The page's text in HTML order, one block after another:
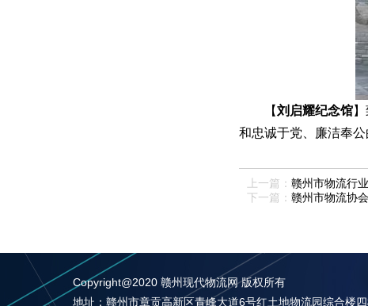
【刘启耀纪念馆
和忠诚于党、廉洁奉
上一篇： 赣州市物流行
下一篇： 赣州市物流协
Copyright@2020 赣州现代物流网 版权所有
地址：赣州市章贡高新区青峰大道6号红土地物流园综合楼